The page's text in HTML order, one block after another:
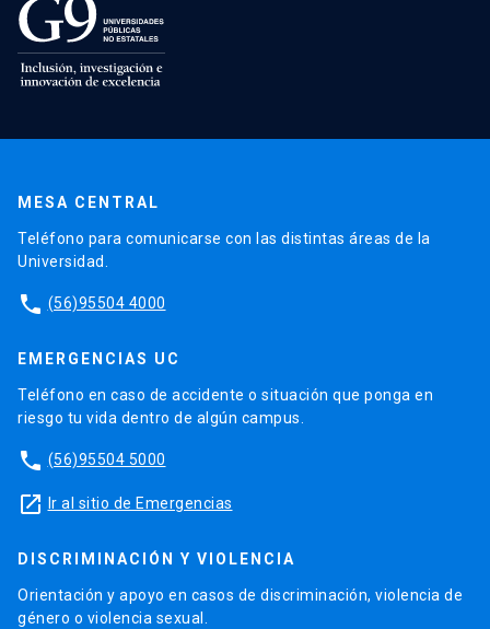
MESA CENTRAL
Teléfono para comunicarse con las distintas áreas de la
Universidad.
phone (56)95504 4000
EMERGENCIAS UC
Teléfono en caso de accidente o situación que ponga en
riesgo tu vida dentro de algún campus.
phone (56)95504 5000
launch Ir al sitio de Emergencias
DISCRIMINACIÓN Y VIOLENCIA
Orientación y apoyo en casos de discriminación, violencia de
género o violencia sexual.